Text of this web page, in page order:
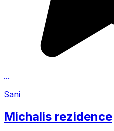
...
Sani
Michalis rezidence